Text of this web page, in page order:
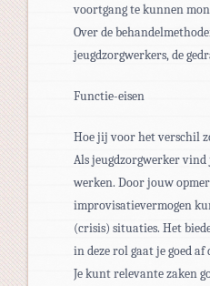
voortgang te kunnen
Over de
jeugdzorgwerkers, de
Functie-eisen
Hoe jij voor het verschil
Als jeugdzorgwerker
werken. Door jouw
improvisatievermogen
(crisis) situaties. Het
in deze rol gaat je goed
Je kunt relevante zaken